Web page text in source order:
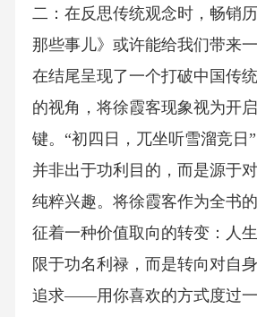
二：在反思传统观念时，畅销
那些事儿》或许能给我们带来
在结尾呈现了一个打破中国传
的视角，将徐霞客现象视为开
键。“初四日，兀坐听雪溜竞日
并非出于功利目的，而是源于
纯粹兴趣。将徐霞客作为全书
征着一种价值取向的转变：人
限于功名利禄，而是转向对自
追求——用你喜欢的方式度过